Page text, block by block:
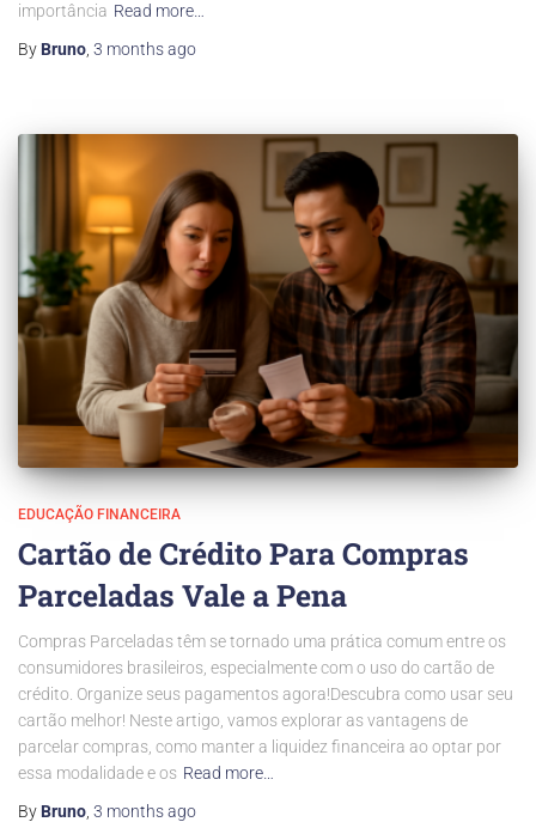
importância Read more…
By Bruno, 3 monthsago
EDUCAÇÃO FINANCEIRA
Cartão de Crédito Para Compras
Parceladas Vale a Pena
Compras Parceladas têm se tornado uma prática comum entre os
consumidores brasileiros, especialmente com o uso do cartão de
crédito. Organize seus pagamentos agora!Descubra como usar seu
cartão melhor! Neste artigo, vamos explorar as vantagens de
parcelar compras, como manter a liquidez financeira ao optar por
essa modalidade e os Read more…
By Bruno 3 monthsago